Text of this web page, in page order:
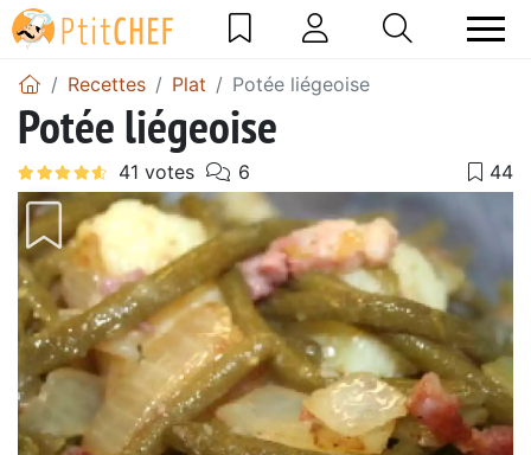
Recettes Plat Potée liégeoise
Potée liégeoise